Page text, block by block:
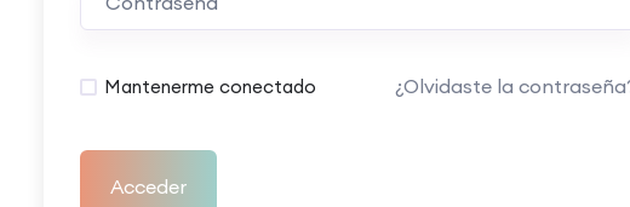
Mantenerme conectado ¿Olvidaste la
Acceder